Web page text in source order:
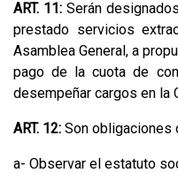
ART. 11: Serán
prestado servicios
Asamblea General, a
pago de la cuota de
desempeñar cargos en la
ART. 12: Son obligaciones
a- Observar el estatuto